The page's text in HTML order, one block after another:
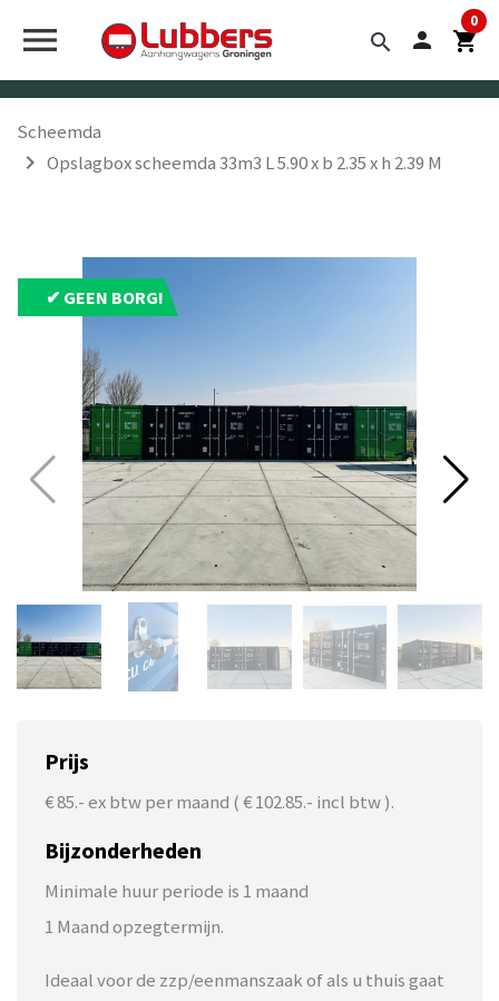
menu search person shopping_cart
0
Scheemda
navigate_next Opslagbox scheemda 33m3 L 5.90 x b 2.35 x h 2.39 M
✔ GEEN BORG!


Prijs
€ 85.- ex btw per maand ( € 102.85.- incl btw ).
Bijzonderheden
Minimale huur periode is 1 maand
1 Maand opzegtermijn.
Ideaal voor de zzp/eenmanszaak of als u thuis gaat